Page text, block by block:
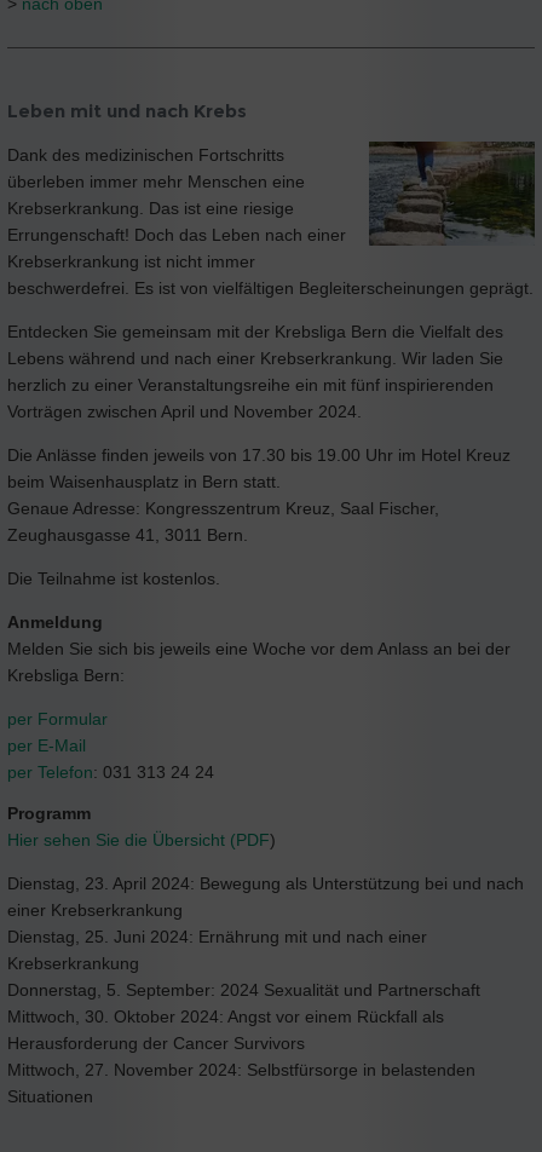
Leben mit und nach Krebs
Dank des medizinischen Fortschritts
überleben immer mehr Menschen eine
Krebserkrankung. Das ist eine riesige
Errungenschaft! Doch das Leben nach einer
Krebserkrankung ist nicht immer
beschwerdefrei. Es ist von vielfältigen Begleiterscheinungen geprägt.
Entdecken Sie gemeinsam mit der Krebsliga Bern die Vielfalt des
Lebens während und nach einer Krebserkrankung. Wir laden Sie
herzlich zu einer Veranstaltungsreihe ein mit fünf inspirierenden
Vorträgen zwischen April und November 2024.
Die Anlässe finden jeweils von 17.30 bis 19.00 Uhr im Hotel Kreuz
beim Waisenhausplatz in Bern statt.
Genaue Adresse: Kongresszentrum Kreuz, Saal Fischer,
Zeughausgasse 41, 3011 Bern.
Die Teilnahme ist kostenlos.
Anmeldung
Melden Sie sich bis jeweils eine Woche vor dem Anlass an bei der
Krebsliga Bern:
per Formular
per E-Mail
per Telefon: 031 313 24 24
Programm
Hier sehen Sie die Übersicht (PDF)
Dienstag, 23. April 2024: Bewegung als Unterstützung bei und nach
einer Krebserkrankung
Dienstag, 25. Juni 2024: Ernährung mit und nach einer
Krebserkrankung
Donnerstag, 5. September: 2024 Sexualität und Partnerschaft
Mittwoch, 30. Oktober 2024: Angst vor einem Rückfall als
Herausforderung der Cancer Survivors
Mittwoch, 27. November 2024: Selbstfürsorge in belastenden
Situationen